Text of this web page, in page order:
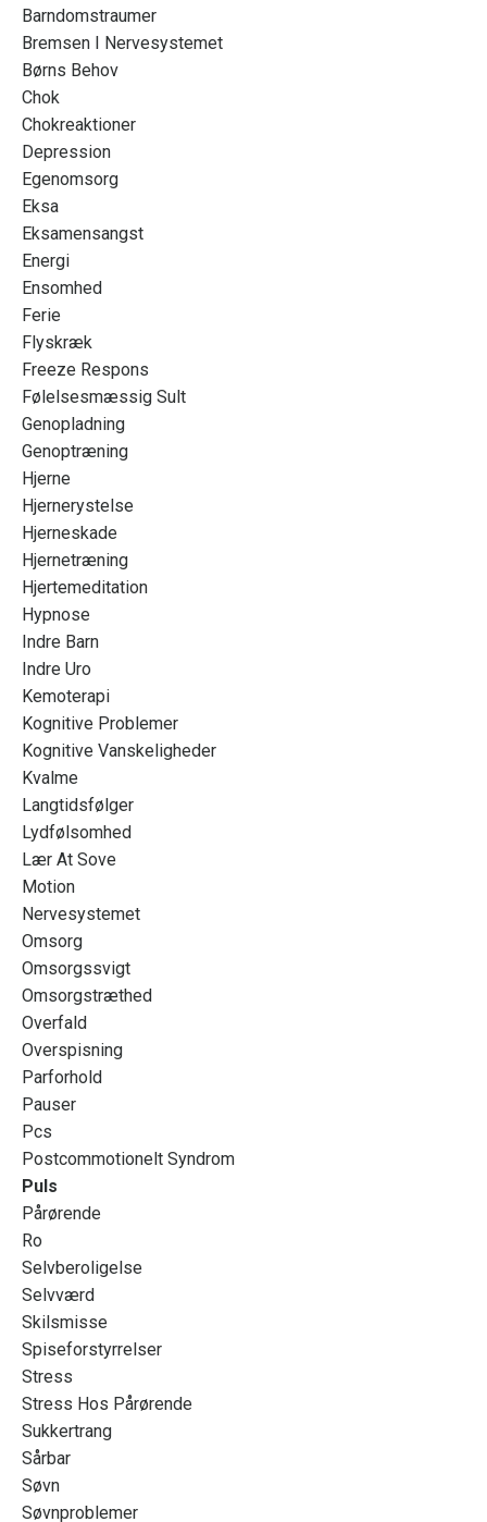
Barndomstraumer
Bremsen I Nervesystemet
Børns Behov
Chok
Chokreaktioner
Depression
Egenomsorg
Eksa
Eksamensangst
Energi
Ensomhed
Ferie
Flyskræk
Freeze Respons
Følelsesmæssig Sult
Genopladning
Genoptræning
Hjerne
Hjernerystelse
Hjerneskade
Hjernetræning
Hjertemeditation
Hypnose
Indre Barn
Indre Uro
Kemoterapi
Kognitive Problemer
Kognitive Vanskeligheder
Kvalme
Langtidsfølger
Lydfølsomhed
Lær At Sove
Motion
Nervesystemet
Omsorg
Omsorgssvigt
Omsorgstræthed
Overfald
Overspisning
Parforhold
Pauser
Pcs
Postcommotionelt Syndrom
Puls
Pårørende
Ro
Selvberoligelse
Selvværd
Skilsmisse
Spiseforstyrrelser
Stress
Stress Hos Pårørende
Sukkertrang
Sårbar
Søvn
Søvnproblemer